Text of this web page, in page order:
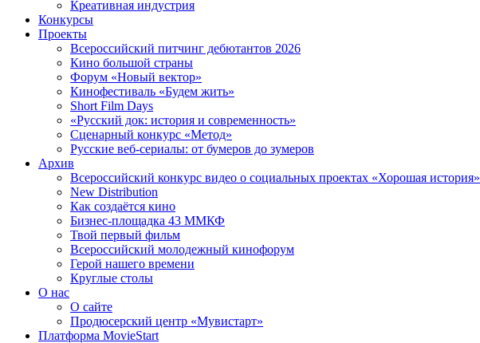
Креативная индустрия
Конкурсы
Проекты
Всероссийский питчинг дебютантов 2026
Кино большой страны
Форум «Новый вектор»
Кинофестиваль «Будем жить»
Short Film Days
«Русский док: история и современность»
Сценарный конкурс «Метод»
Русские веб-сериалы: от бумеров до зумеров
Архив
Всероссийский конкурс видео о социальных проектах «Хорошая история»
New Distribution
Как создаётся кино
Бизнес-площадка 43 ММКФ
Твой первый фильм
Всероссийский молодежный кинофорум
Герой нашего времени
Круглые столы
О нас
О сайте
Продюсерский центр «Мувистарт»
Платформа MovieStart